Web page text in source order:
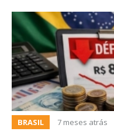
BRASIL 7 meses atrás